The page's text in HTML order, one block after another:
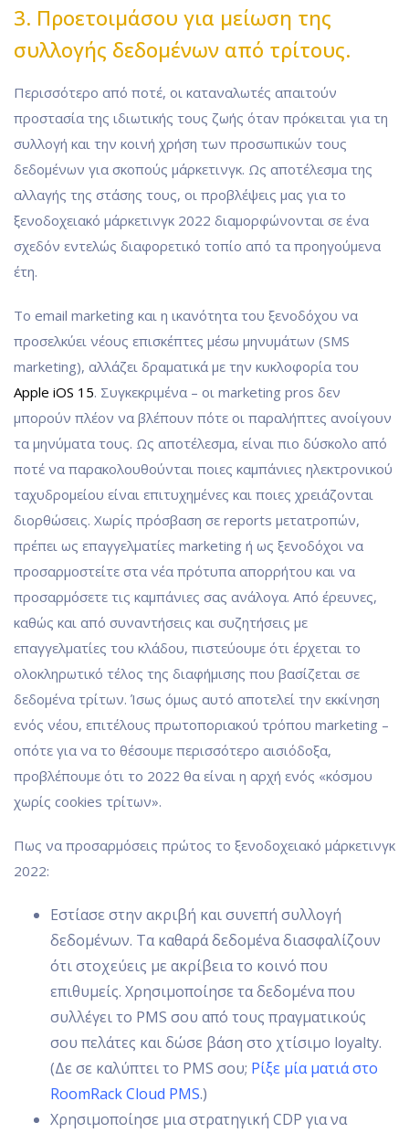
3. Προετοιμάσου για μείωση της
συλλογής δεδομένων από τρίτους.
Περισσότερο από ποτέ, οι καταναλωτές απαιτούν
προστασία της ιδιωτικής τους ζωής όταν πρόκειται για τη
συλλογή και την κοινή χρήση των προσωπικών τους
δεδομένων για σκοπούς μάρκετινγκ. Ως αποτέλεσμα της
αλλαγής της στάσης τους, οι προβλέψεις μας για το
ξενοδοχειακό μάρκετινγκ 2022 διαμορφώνονται σε ένα
σχεδόν εντελώς διαφορετικό τοπίο από τα προηγούμενα
έτη.
Το email marketing και η ικανότητα του ξενοδόχου να
προσελκύει νέους επισκέπτες μέσω μηνυμάτων (SMS
marketing), αλλάζει δραματικά με την κυκλοφορία του
Apple iOS 15. Συγκεκριμένα – οι marketing pros δεν
μπορούν πλέον να βλέπουν πότε οι παραλήπτες ανοίγουν
τα μηνύματα τους. Ως αποτέλεσμα, είναι πιο δύσκολο από
ποτέ να παρακολουθούνται ποιες καμπάνιες ηλεκτρονικού
ταχυδρομείου είναι επιτυχημένες και ποιες χρειάζονται
διορθώσεις. Χωρίς πρόσβαση σε reports μετατροπών,
πρέπει ως επαγγελματίες marketing ή ως ξενοδόχοι να
προσαρμοστείτε στα νέα πρότυπα απορρήτου και να
προσαρμόσετε τις καμπάνιες σας ανάλογα. Από έρευνες,
καθώς και από συναντήσεις και συζητήσεις με
επαγγελματίες του κλάδου, πιστεύουμε ότι έρχεται το
ολοκληρωτικό τέλος της διαφήμισης που βασίζεται σε
δεδομένα τρίτων. Ίσως όμως αυτό αποτελεί την εκκίνηση
ενός νέου, επιτέλους πρωτοποριακού τρόπου marketing –
οπότε για να το θέσουμε περισσότερο αισιόδοξα,
προβλέπουμε ότι το 2022 θα είναι η αρχή ενός «κόσμου
χωρίς cookies τρίτων».
Πως να προσαρμόσεις πρώτος το ξενοδοχειακό μάρκετινγκ
2022:
Εστίασε στην ακριβή και συνεπή συλλογή
δεδομένων. Τα καθαρά δεδομένα διασφαλίζουν
ότι στοχεύεις με ακρίβεια το κοινό που
επιθυμείς. Χρησιμοποίησε τα δεδομένα που
συλλέγει το PMS σου από τους πραγματικούς
σου πελάτες και δώσε βάση στο χτίσιμο loyalty.
(Δε σε καλύπτει το PMS σου; Ρίξε μία ματιά στο
RoomRack Cloud PMS.)
Χρησιμοποίησε μια στρατηγική CDP για να